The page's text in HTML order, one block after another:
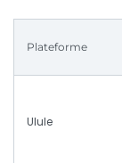
Plateforme
Ulule